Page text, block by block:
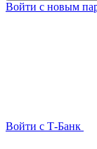
Войти с новым
Войти с Т-Банк